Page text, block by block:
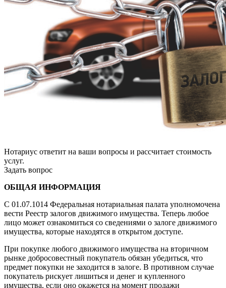
Нотариус ответит на ваши вопросы и рассчитает стоимость
услуг.
Задать вопрос
ОБЩАЯ ИНФОРМАЦИЯ
С 01.07.1014 Федеральная нотариальная палата уполномочена
вести Реестр залогов движимого имущества. Теперь любое
лицо может ознакомиться со сведениями о залоге движимого
имущества, которые находятся в открытом доступе.
При покупке любого движимого имущества на вторичном
рынке добросовестный покупатель обязан убедиться, что
предмет покупки не заходится в залоге. В противном случае
покупатель рискует лишиться и денег и купленного
имущества, если оно окажется на момент продажи